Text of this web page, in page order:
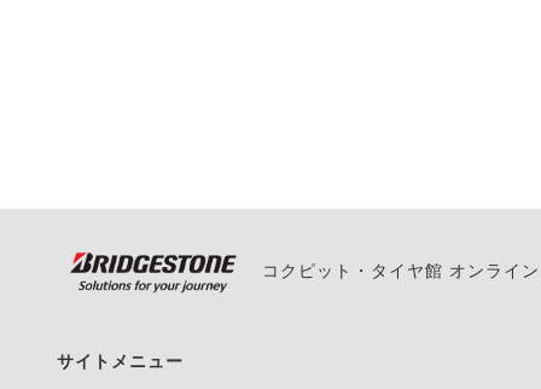
また、やむを得ない
コクピット・タイヤ館 オンライ
サイトメニュー